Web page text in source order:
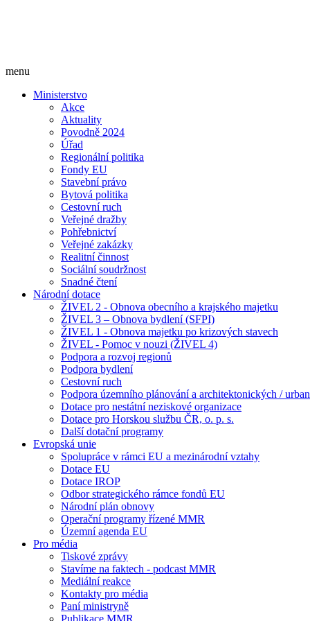
menu
Ministerstvo
Akce
Aktuality
Povodně 2024
Úřad
Regionální politika
Fondy EU
Stavební právo
Bytová politika
Cestovní ruch
Veřejné dražby
Pohřebnictví
Veřejné zakázky
Realitní činnost
Sociální soudržnost
Snadné čtení
Národní dotace
ŽIVEL 2 - Obnova obecního a krajského majetku
ŽIVEL 3 – Obnova bydlení (SFPI)
ŽIVEL 1 - Obnova majetku po krizových stavech
ŽIVEL - Pomoc v nouzi (ŽIVEL 4)
Podpora a rozvoj regionů
Podpora bydlení
Cestovní ruch
Podpora územního plánování a architektonických /
Dotace pro nestátní neziskové organizace
Dotace pro Horskou službu ČR, o. p. s.
Další dotační programy
Evropská unie
Spolupráce v rámci EU a mezinárodní vztahy
Dotace EU
Dotace IROP
Odbor strategického rámce fondů EU
Národní plán obnovy
Operační programy řízené MMR
Územní agenda EU
Pro média
Tiskové zprávy
Stavíme na faktech - podcast MMR
Mediální reakce
Kontakty pro média
Paní ministryně
Publikace MMR